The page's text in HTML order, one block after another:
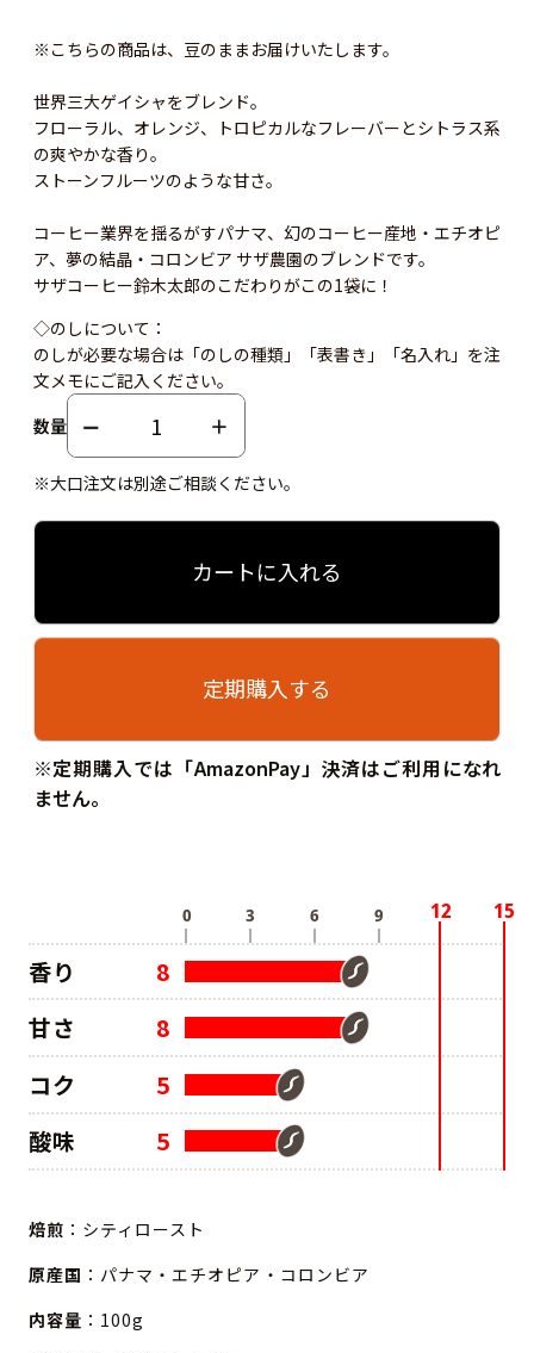
※こちらの商品は、豆のままお届けいたします。
世界三大ゲイシャをブレンド。
フローラル、オレンジ、トロピカルなフレーバーとシトラス系
の爽やかな香り。
ストーンフルーツのような甘さ。
コーヒー業界を揺るがすパナマ、幻のコーヒー産地・エチオピ
ア、夢の結晶・コロンビア サザ農園のブレンドです。
サザコーヒー鈴木太郎のこだわりがこの1袋に！
◇のしについて：
のしが必要な場合は「のしの種類」「表書き」「名入れ」を注
文メモにご記入ください。
数量
※大口注文は別途ご相談ください。
カートに入れる
定期購入する
※定期購入では「AmazonPay」決済はご利用になれ
ません。
香り
8
甘さ
8
コク
5
酸味
5
焙煎 ：シティロースト
原産国 ：パナマ・エチオピア・コロンビア
内容量 ：100g